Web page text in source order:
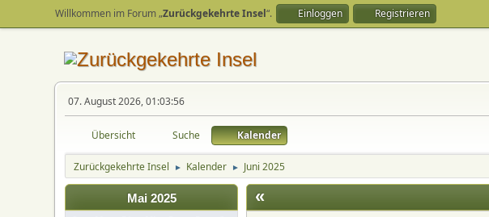
Willkommen im Forum „Zurückgekehrte Insel“. Einloggen Registrieren
07. August 2026, 01:03:56
Übersicht Suche Kalender
Zurückgekehrte Insel ► Kalender ► Juni 2025
Mai 2025 «